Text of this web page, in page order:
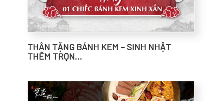
THÂN TẶNG BÁNH KEM – SINH NHẬT
THÊM TRỌN...